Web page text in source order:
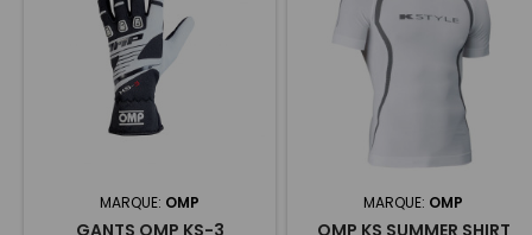
MARQUE: OMP
GANTS OMP KS-3
MARQUE: OMP
OMP KS SUMMER SHIRT